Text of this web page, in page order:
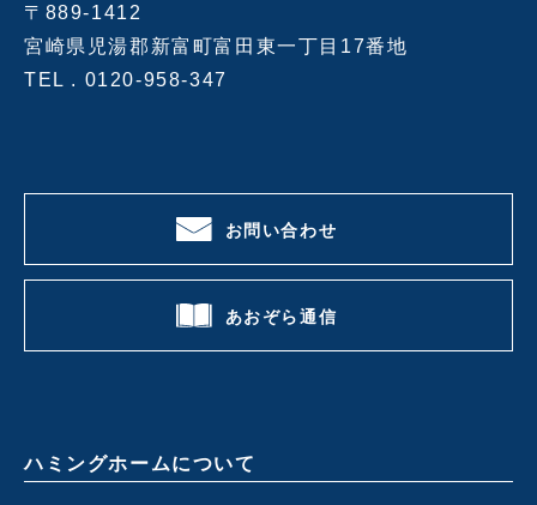
〒889-1412
宮崎県児湯郡新富町富田東一丁目17番地
TEL . 0120-958-347
お問い合わせ
あおぞら通信
ハミングホームについて